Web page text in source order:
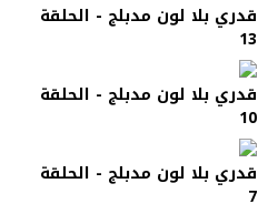
قدري بلا لون مدبلج - الحلقة
13
قدري بلا لون مدبلج - الحلقة
10
قدري بلا لون مدبلج - الحلقة
7